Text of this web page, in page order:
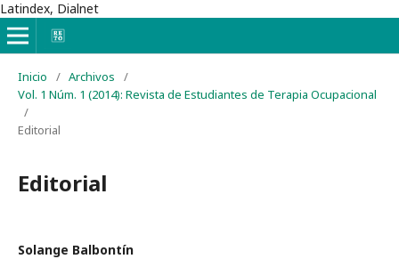
Latindex, Dialnet
Inicio / Archivos
/
Vol. 1 Núm. 1 (2014): Revista de Estudiantes de Terapia Ocupacional
/
Editorial
Editorial
Solange Balbontín